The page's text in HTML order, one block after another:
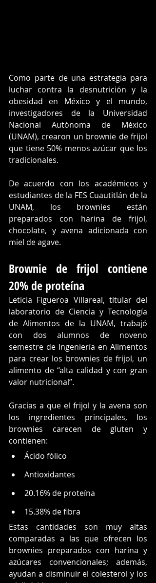
Como parte de una estrategia para
luchar contra la desnutrición y la
obesidad en México y el mundo,
investigadores de la Universidad
Nacional Autónoma de México
(UNAM), crearon un brownie de frijol
que tiene 50% menos azúcar que los
tradicionales.
De acuerdo con los académicos y
estudiantes de la FES Cuautitlán de la
UNAM, los brownies están
preparados con harina de frijol,
chocolate, y avena adicionada con
miel de agave.
Brownie de frijol contiene
20% de proteína
Leticia Figueroa Villareal, titular del
laboratorio de Ciencia y Tecnología
de Alimentos de la UNAM, trabajó
con dos alumnos de noveno
semestre de Ingeniería en Alimentos
para crear los brownies de frijol, un
alimento de “alta calidad y con gran
valor nutricional”.
Gracias a que el frijol y la avena son
los ingredientes principales, los
brownies carecen de gluten y
contienen:
Ácido fólico
Antioxidantes
20.16% de proteína
15.38% de fibra
Estas cantidades son muy altas
comparadas a las que ofrecen los
brownies preparados con harina y
azúcares convencionales; además,
ayudan a disminuir el colesterol y los